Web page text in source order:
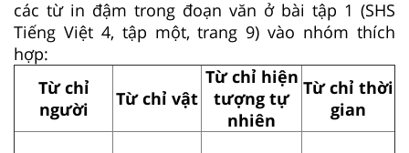
các từ in đậm trong đoạn văn ở bài tập 1 (SHS
Tiếng Việt 4, tập một, trang 9) vào nhóm thích
hợp:
Từ chỉ
người
Từ chỉ vật
Từ chỉ hiện
tượng tự
nhiên
Từ chỉ thời
gian